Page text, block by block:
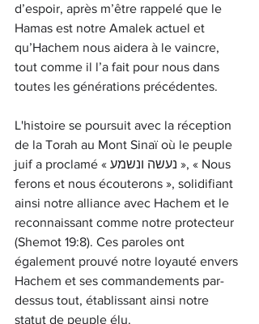
d’espoir, après m’être rappelé que le
Hamas est notre Amalek actuel et
qu’Hachem nous aidera à le vaincre,
tout comme il l’a fait pour nous dans
toutes les générations précédentes.
L'histoire se poursuit avec la réception
de la Torah au Mont Sinaï où le peuple
juif a proclamé « נעשה ונשמע », « Nous
ferons et nous écouterons », solidifiant
ainsi notre alliance avec Hachem et le
reconnaissant comme notre protecteur
(Shemot 19:8). Ces paroles ont
également prouvé notre loyauté envers
Hachem et ses commandements par-
dessus tout, établissant ainsi notre
statut de peuple élu.